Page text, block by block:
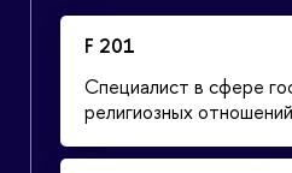
F 201
Специалист в сфере
религиозных